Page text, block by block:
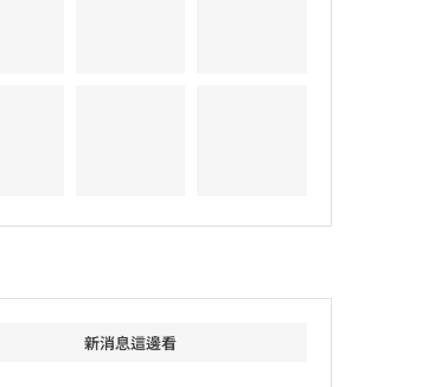
新消息這邊看